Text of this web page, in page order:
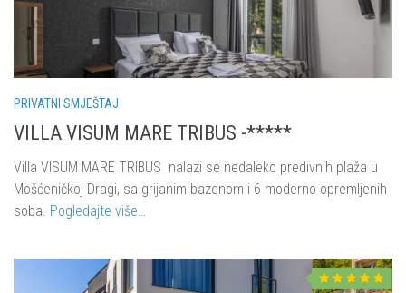
Aktivnosti i događaji
Brseč
PRIVATNI SMJEŠTAJ
VILLA VISUM MARE TRIBUS -*****
Villa VISUM MARE TRIBUS nalazi se nedaleko predivnih plaža u
Mošćeničkoj Dragi, sa grijanim bazenom i 6 moderno opremljenih
soba. Pogledajte više…